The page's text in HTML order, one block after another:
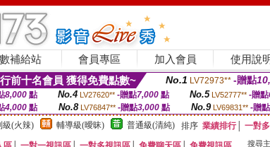
補給站 會員專區 加入會員 使用說
前十名會員 獲得免費點數~ No.1 LV72973** -贈點
8,000點 No.4 LV27620** -贈點7,000點 No.5 LV52777** -贈點
4,000 點 No.8 LV76847** -贈點3,000 點 No.9 LV69831** -贈點
級(火辣) 輔導級(曖昧) 普通級(清純) 排序 業績排行│ 一對
搜尋